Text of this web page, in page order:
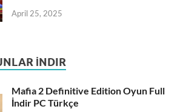
April 25, 2025
İNDIR
Mafia 2 Definitive Edition Oyun Full
İndir PC Türkçe